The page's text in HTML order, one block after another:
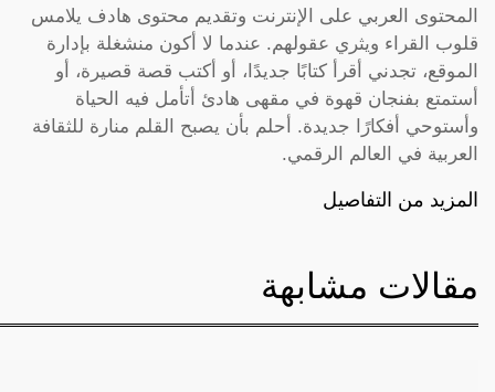
المحتوى العربي على الإنترنت وتقديم محتوى هادف يلامس
قلوب القراء ويثري عقولهم. عندما لا أكون منشغلة بإدارة
الموقع، تجدني أقرأ كتابًا جديدًا، أو أكتب قصة قصيرة، أو
أستمتع بفنجان قهوة في مقهى هادئ أتأمل فيه الحياة
وأستوحي أفكارًا جديدة. أحلم بأن يصبح القلم منارة للثقافة
العربية في العالم الرقمي.
المزيد من التفاصيل
مقالات مشابهة